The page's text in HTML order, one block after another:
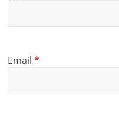
Email*